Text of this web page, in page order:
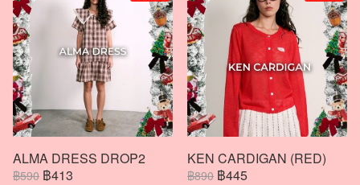
ALMA DRESS DROP2
฿590 ฿413
KEN CARDIGAN (RED)
฿890 ฿445